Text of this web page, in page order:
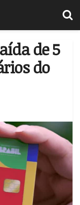
de 5
do